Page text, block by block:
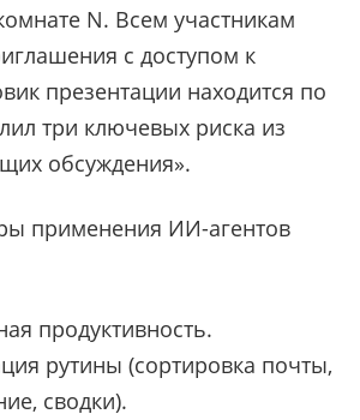
N. Всем участникам
с доступом к
презентации находится по
три ключевых риска из
обсуждения».
применения ИИ-агентов
продуктивность.
рутины (сортировка почты,
сводки).